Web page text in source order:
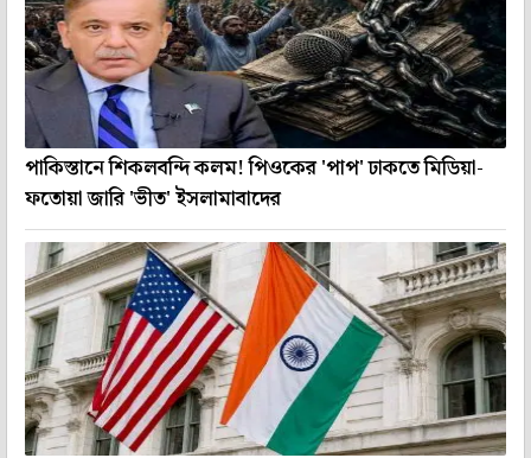
পাকিস্তানে শিকলবন্দি কলম! পিওকের 'পাপ' ঢাকতে মিডিয়া-
ফতোয়া জারি 'ভীত' ইসলামাবাদের